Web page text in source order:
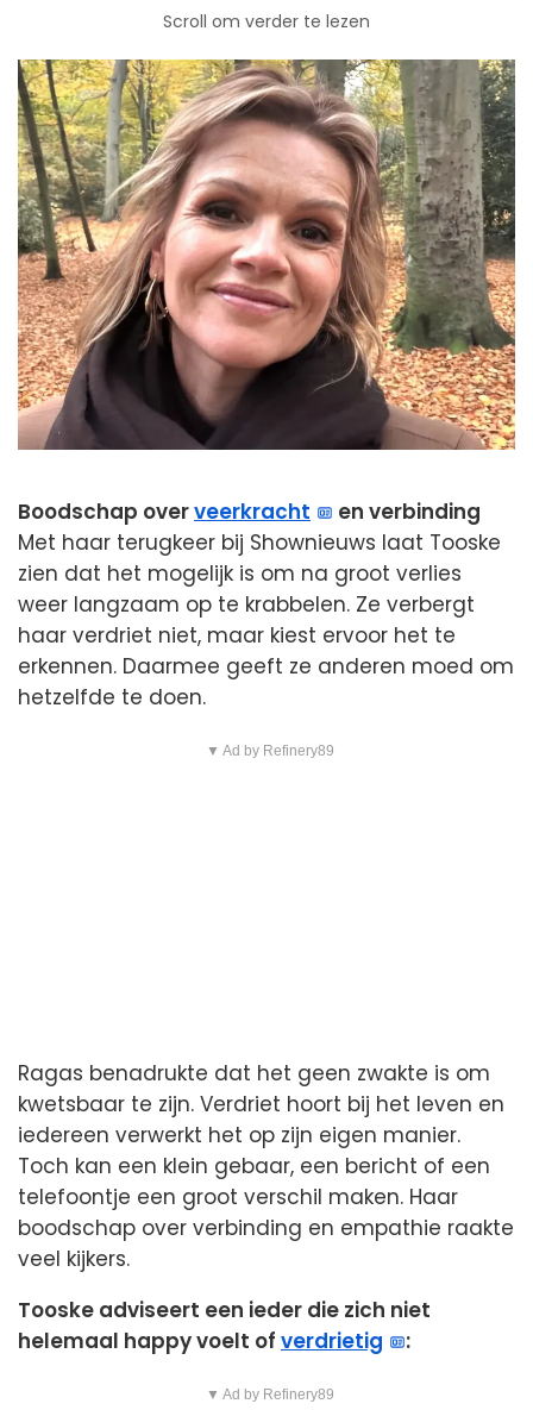
Scroll om verder te lezen
Boodschap overveerkracht
en verbinding
Met haar terugkeer bij Shownieuws laat Tooske
zien dat het mogelijk is om na groot verlies
weer langzaam op te krabbelen. Ze verbergt
haar verdriet niet, maar kiest ervoor het te
erkennen. Daarmee geeft ze anderen moed om
hetzelfde te doen.
▼ Ad by Refinery89
Ragas benadrukte dat het geen zwakte is om
kwetsbaar te zijn. Verdriet hoort bij het leven en
iedereen verwerkt het op zijn eigen manier.
Toch kan een klein gebaar, een bericht of een
telefoontje een groot verschil maken. Haar
boodschap over verbinding en empathie raakte
veel kijkers.
Tooske adviseert een ieder die zich niet
helemaal happy voelt of verdrietig :
▼ Ad by Refinery89